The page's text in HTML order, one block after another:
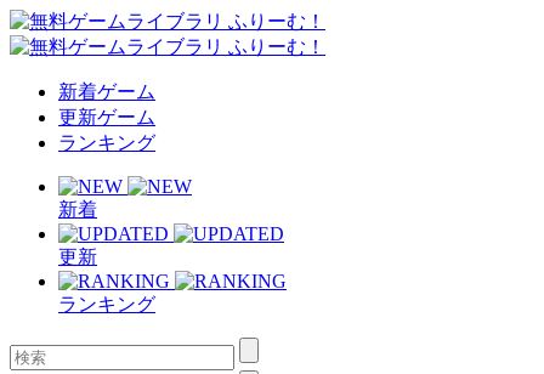
新着ゲーム
更新ゲーム
ランキング
新着
更新
ランキング